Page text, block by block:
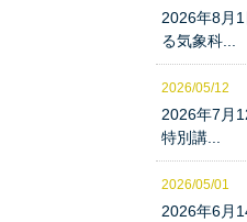
2026年8月
る気象科...
2026/05/12
2026年7月
特別講...
2026/05/01
2026年6月